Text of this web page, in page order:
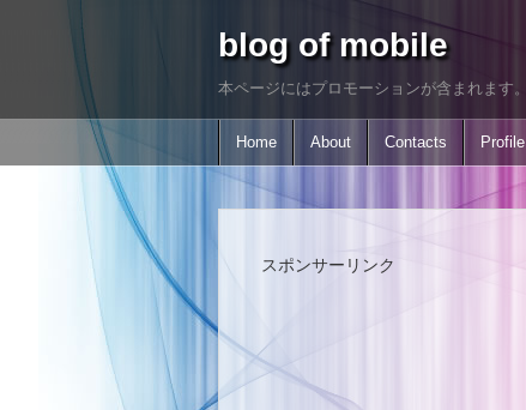
blog of mobile
本ページにはプロモーションが含まれます。
Home About Contacts Profile
スポンサーリンク